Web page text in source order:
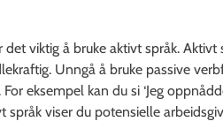
det viktig å bruke aktivt språk.
Unngå å bruke passive
eksempel kan du si ‘Jeg
språk viser du potensielle